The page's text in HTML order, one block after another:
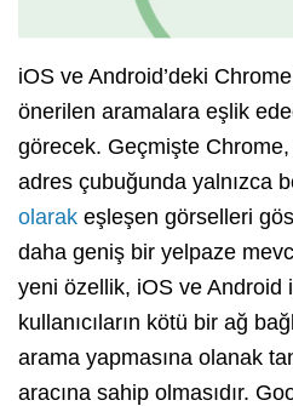
iOS ve Android’deki Chrome
önerilen aramalara eşlik
görecek. Geçmişte
adres çubuğunda yalnızca
olarak eşleşen görselleri
daha geniş bir yelpaze
yeni özellik, iOS ve Android
kullanıcıların kötü bir ağ
arama yapmasına olanak
aracına sahip olmasıdır.